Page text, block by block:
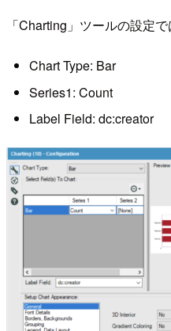
「Charting」ツールの設定
Chart Type: Bar
Series1: Count
Label Field: dc:creator